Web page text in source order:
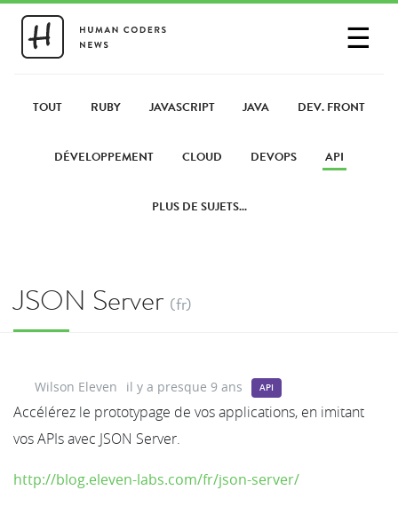
☰
PARTAGER UN LIEN
TOUT RUBY JAVASCRIPT JAVA DEV. FRONT
DÉVELOPPEMENT CLOUD DEVOPS API
PLUS DE SUJETS...
JSON Server (fr)
Wilson Eleven il y a presque 9 ans API
Accélérez le prototypage de vos applications, en imitant
vos APIs avec JSON Server.
http://blog.eleven-labs.com/fr/json-server/